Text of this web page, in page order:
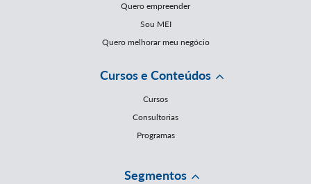
Quero empreender
Sou MEI
Quero melhorar meu negócio
Cursos e Conteúdos
Cursos
Consultorias
Programas
Segmentos